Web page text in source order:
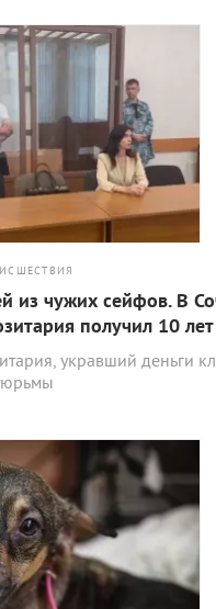
из чужих сейфов. В
получил 10
укравший деньги